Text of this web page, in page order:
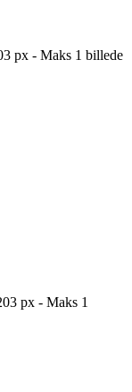
px - Maks 1 billede
px - Maks 1